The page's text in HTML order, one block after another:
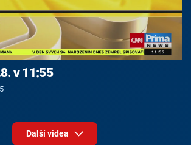
v 11:55
Další videa